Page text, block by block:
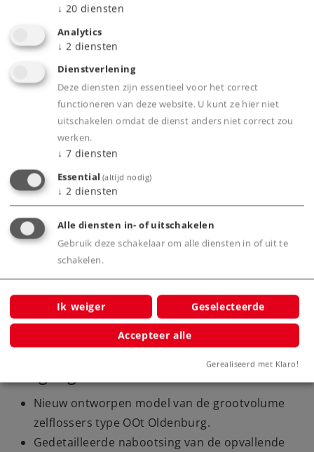
Spoor /
Tijdperk
Type Goederenwagensets
Alleen voor clubleden.
Word nu clublid!
Dealer zoeken
Onderdelen bestellen
Nieuw ontworpen model van de grootvolume
zelflossers type OOt Oldenburg.
Gedetailleerde nabootsing van de opvallende
↓ 20 diensten
Analytics
↓ 2 diensten
Dienstverlening
Deze diensten zijn essentieel voor het correct
functioneren van deze website. U kunt ze hier niet
uitschakelen omdat de dienst anders niet correct zou
werken.
↓ 7 diensten
Essential (altijd nodig)
↓ 2 diensten
Alle diensten in- of uitschakelen
Gebruik deze schakelaar om alle diensten in of uit te
schakelen.
Ik weiger Geselecteerde
Accepteer alle
Gerealiseerd met Klaro!